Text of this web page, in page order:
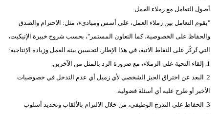
أصول التعامل مع زملاء العمل
"يقوم التعامل بين زملاء العمل، على أسس ومبادىء، مثل: الاحترام والصدق
والحفاظ على الخصوصية، كما التعاون المستمر"، بحسب شروح خبيرة الإتيكيت،
التي تُركّز على النقاط الآتية، في هذا الإطار، لتحسين بيئة العمل وزيادة الإنتاجية:
1. إلقاء التحية على الزملاء، مع ضرورة الرد بالمثل من الآخرين.
2. البعد عن اختراق الحيز الشخصي لأي زميل أي عدم التدخل في خصوصيات
الأخير أو طرح عليه أي أسئلة فضولية.
3. الحفاظ على التدرج الوظيفي، من خلال الالتزام بالألقاب وتحديد أسلوب